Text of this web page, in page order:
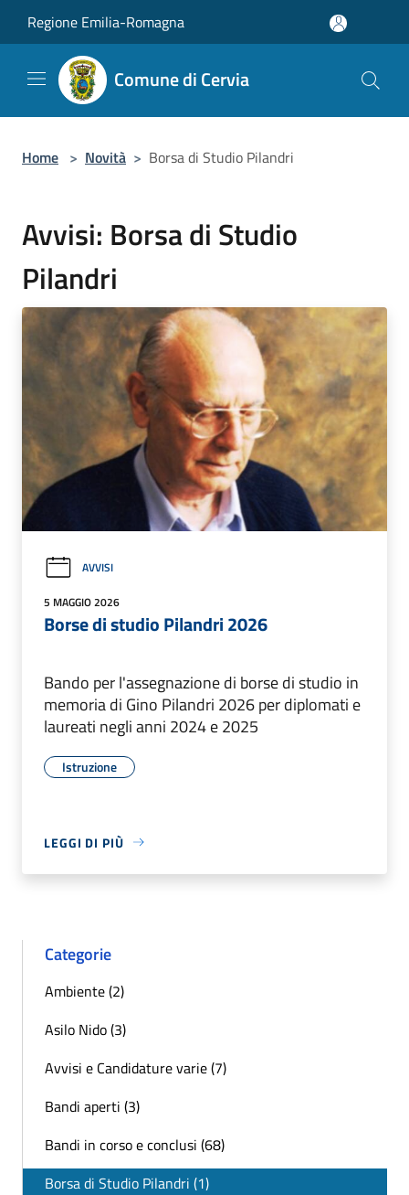
Regione Emilia-Romagna
Comune di Cervia
Home > Novità > Borsa di Studio Pilandri
Avvisi: Borsa di Studio
Pilandri
AVVISI
5 MAGGIO 2026
Borse di studio Pilandri 2026
Bando per l'assegnazione di borse di studio in
memoria di Gino Pilandri 2026 per diplomati e
laureati negli anni 2024 e 2025
Istruzione
LEGGI DI PIÙ
Categorie
Ambiente (2)
Asilo Nido (3)
Avvisi e Candidature varie (7)
Bandi aperti (3)
Bandi in corso e conclusi (68)
Borsa di Studio Pilandri (1)